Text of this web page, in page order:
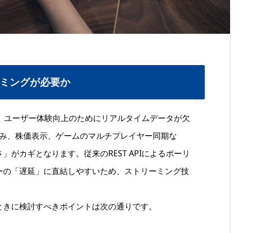
ングが必要か
ーザー体験向上のためにリアルタイムデータが欠
、株価表示、ゲームのマルチプレイヤー同期な
がカギとなります。従来のREST APIによるポーリ
「遅延」に直結しやすいため、ストリーミング技
に検討すべきポイントは次の通りです。